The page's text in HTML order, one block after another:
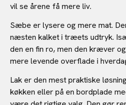
vil se årene få mere liv.
Sæbe er lysere og mere mat.
næsten kalket i træets udtryk.
den en fin ro, men den kræver
mere levende overflade i
Lak er den mest praktiske
køkken eller på en bordplade